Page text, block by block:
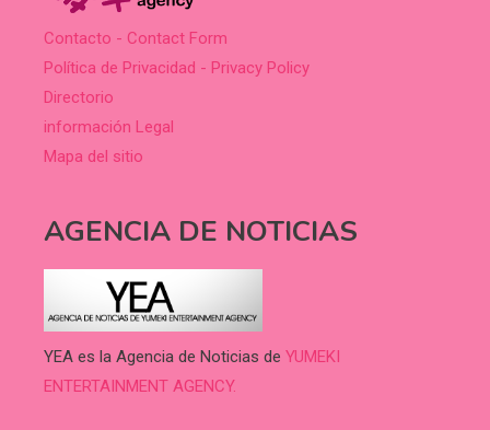
Contacto - Contact Form
Política de Privacidad - Privacy Policy
Directorio
información Legal
Mapa del sitio
AGENCIA DE NOTICIAS
YEA es la Agencia de Noticias de YUMEKI
ENTERTAINMENT AGENCY.